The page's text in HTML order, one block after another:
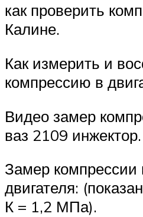
как проверить
Калине.
Как измерить и
компрессию в
Видео замер
ваз 2109 инжектор.
Замер компрессии
двигателя:
К = 1,2 МПа).